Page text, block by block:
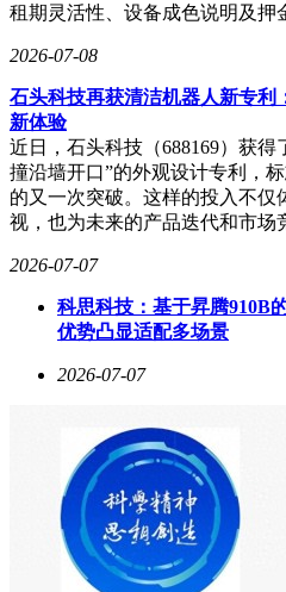
租期灵活性、设备成色说明及
2026-07-08
石头科技再获清洁机器人新专利
新体验
近日，石头科技（688169）获
撞沿墙开口”的外观设计专利，
的又一次突破。这样的投入不仅
视，也为未来的产品迭代和市
2026-07-07
科思科技：基于昇腾910B
优势凸显适配多场景
2026-07-07